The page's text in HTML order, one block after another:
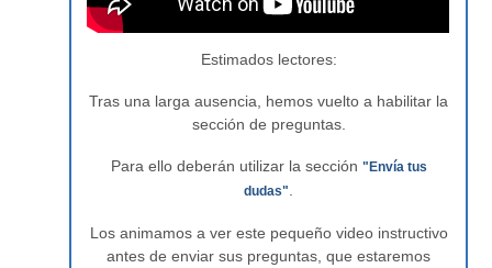
Estimados lectores:
Tras una larga ausencia, hemos vuelto a habilitar la
sección de preguntas.
Para ello deberán utilizar la sección "Envía tus
dudas"
Los animamos a ver este pequeño video instructivo
antes de enviar sus preguntas, que estaremos